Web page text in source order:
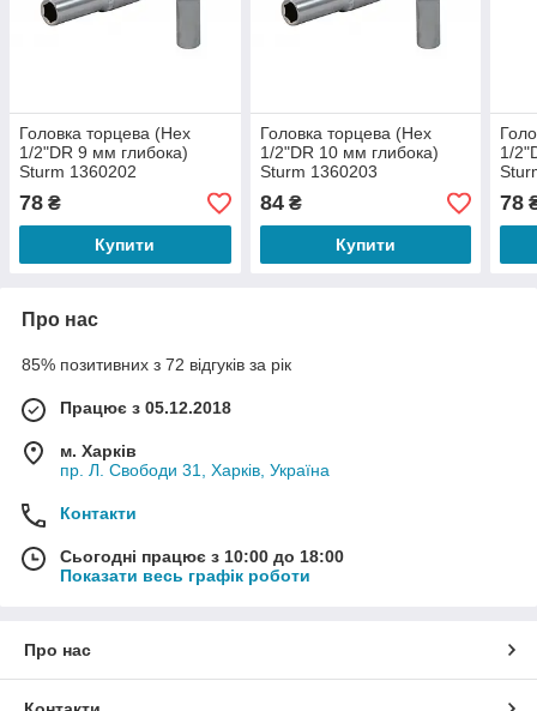
Головка торцева (Hex
1/2"DR 9 мм глибока)
Sturm 1360202
78 ₴
Купити
Головка торцева (Hex
1/2"DR 10 мм глибока)
Sturm 1360203
84₴
Купити
1/
78
Про нас
85% позитивних з 72 відгуків за рік
Працює з 05.12.2018
м. Харків
пр. Л. Свободи 31, Харків, Україна
Контакти
Сьогодні працює з 10:00 до 18:00
Показати весь графік роботи
Про нас